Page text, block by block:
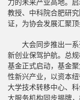
力的未来产业高地。
教授、中科院合肥研
证，为协会发展汇聚顶
大会同步推出一
新创业保驾护航。总
基金正式启动，基金
性新兴产业，以资本
大学技术转移中心、
大服务机构同步揭牌